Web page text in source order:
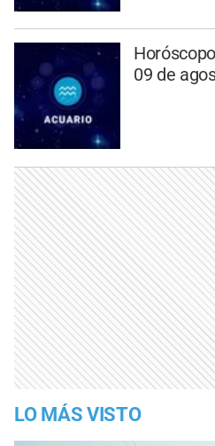
09 de
LO MÁS VISTO